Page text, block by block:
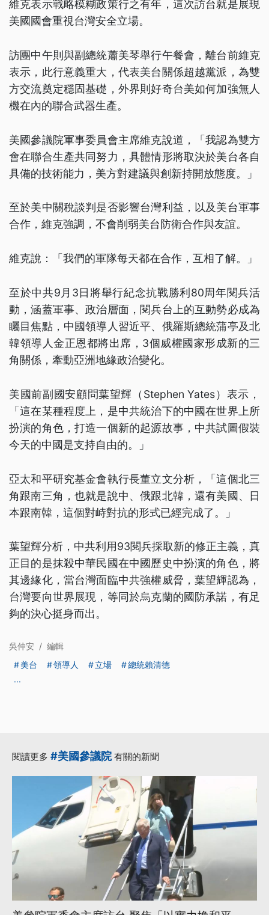
維克表示戰略模糊政策行之有年，這次訪台就是展現
美國國會重視台灣安全立場。
訪團中午則與副總統蕭美琴舉行午餐會，離台前維克
表示，此行意義重大，代表美台關係超越黨派，為雙
方交流奠定穩固基礎，外界則好奇台美如何加強無人
機在內的聯合武器生產。
美國參議院軍事委員會主席維克說道，「我認為雙方
會在聯合生產共同努力，具體情形將取決於美台各自
具備的技術能力，美方對建議與創新持開放態度。」
至於美中關稅談判是否影響台灣利益，以及美台軍事
合作，維克強調，不會削弱美台防衛合作與友誼。
維克說：「我們的軍隊每天都在合作，互相了解。」
至於中共9月3日將舉行紀念抗戰勝利80周年閱兵活
動，涵蓋軍事、政治層面，閱兵台上的互動勢必成為
矚目焦點，中國領導人習近平、俄羅斯總統蒲亭及北
韓領導人金正恩都將出席，3個威權國家形成新的三
角關係，牽動亞洲地緣政治變化。
美國前副國安顧問葉望輝（Stephen Yates）表示，
「這在某種程度上，是中共統治下的中國在世界上所
扮演的角色，打造一個新的起源故事，中共試圖假裝
今天的中國是支持自由的。」
亞太和平研究基金會執行長董立文分析，「這個北三
角跟南三角，也就是說中、俄跟北韓，還有美國、日
本跟南韓，這個對峙對抗的形式已經完成了。」
葉望輝分析，中共利用93閱兵採取新的修正主義，真
正目的是抹殺中華民國在中國歷史中扮演的角色，將
其邊緣化，當台灣面臨中共強權威脅，葉望輝認為，
台灣要向世界展現，等同於烏克蘭的國防承諾，有足
夠的決心挺身而出。
吳仲安 / 編輯
美台
領導人 立場
總統賴清德
...
閱讀更多 #美國參議院有關的新聞